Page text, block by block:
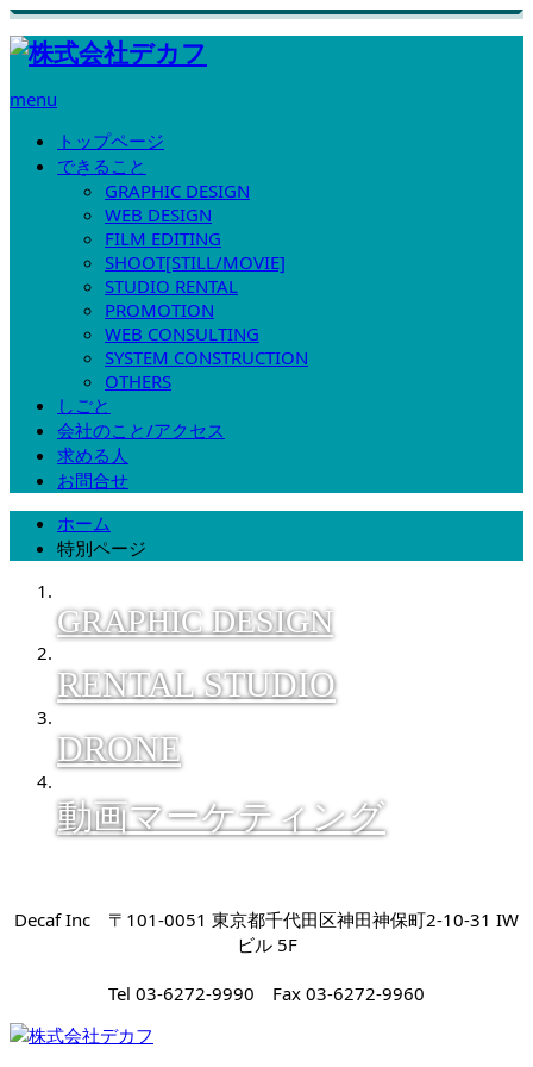
menu
トップページ
できること
GRAPHIC DESIGN
WEB DESIGN
FILM EDITING
SHOOT[STILL/MOVIE]
STUDIO RENTAL
PROMOTION
WEB CONSULTING
SYSTEM CONSTRUCTION
OTHERS
しごと
会社のこと/アクセス
求める人
お問合せ
ホーム
特別ページ
GRAPHIC DESIGN
RENTAL STUDIO
DRONE
動画マーケティング
Decaf Inc 〒101-0051 東京都千代田区神田神保町2-10-31 IW
ビル 5F
Tel 03-6272-9990 Fax 03-6272-9960